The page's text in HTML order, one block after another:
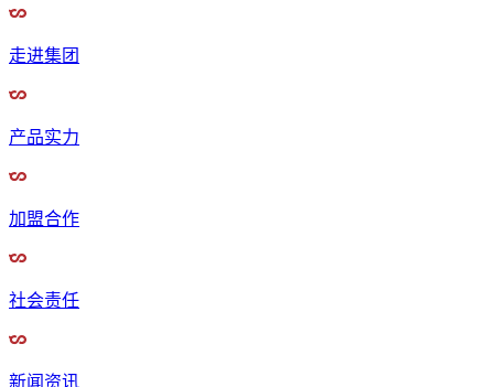
走进集团
产品实力
加盟合作
社会责任
新闻资讯